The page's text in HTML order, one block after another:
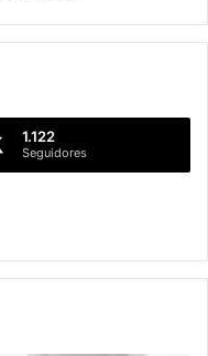
1.122
Seguidores